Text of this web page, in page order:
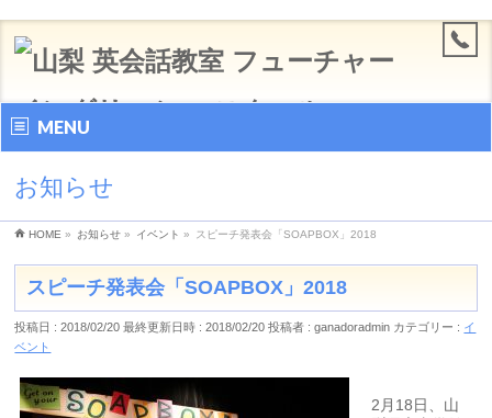
MENU
お知らせ
HOME » お知らせ » イベント » スピーチ発表会「SOAPBOX」2018
スピーチ発表会「SOAPBOX」2018
投稿日 : 2018/02/20 最終更新日時 : 2018/02/20 投稿者 :ganadoradmin カテゴリー : イ
ベント
2月18日、山